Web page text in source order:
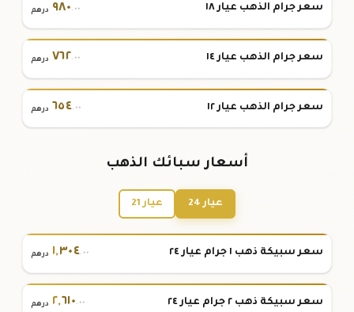
سعر جرام الذهب عيار ١٨ ٩٨٠.٠٠ درهم
سعر جرام الذهب عيار ١٤ ٧٦٢.٠٠ درهم
سعر جرام الذهب عيار ١٢ ٦٥٤.٠٠ درهم
أسعار سبائك الذهب
عيار 24 عيار 21
سعر سبيكة ذهب ١ جرام عيار ٢٤ ١,٣٠٤.٠٠ درهم
سعر سبيكة ذهب ٢ جرام عيار ٢٤ ٢,٦١٠.٠٠ درهم